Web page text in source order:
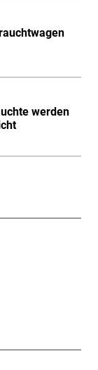
werden